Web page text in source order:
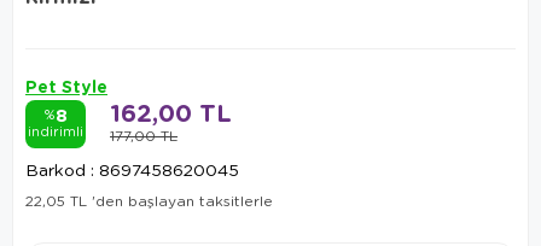
Pet Style
%8
indirimli 177,00 TL
162,00 TL
Barkod : 8697458620045
22,05 TL 'den başlayan taksitlerle